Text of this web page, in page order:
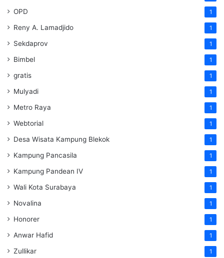
OPD 1
Reny A. Lamadjido 1
Sekdaprov 1
Bimbel 1
gratis 1
Mulyadi 1
Metro Raya 1
Webtorial 1
Desa Wisata Kampung Blekok 1
Kampung Pancasila 1
Kampung Pandean IV 1
Wali Kota Surabaya 1
Novalina 1
Honorer 1
Anwar Hafid 1
Zullikar 1